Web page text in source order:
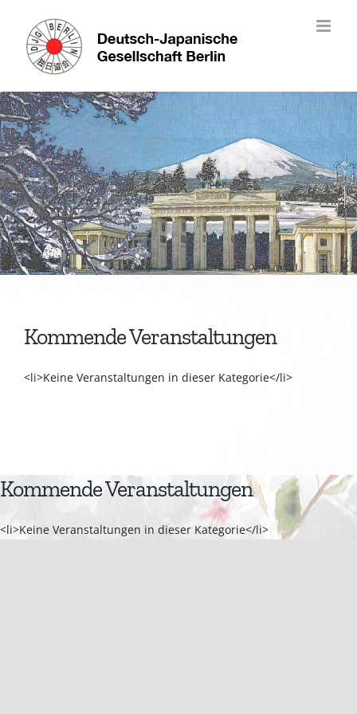
content
Kommende Veranstaltungen
<li>Keine Veranstaltungen in dieser Kategorie</li>
Kommende Veranstaltungen
<li>Keine Veranstaltungen in dieser Kategorie</li>